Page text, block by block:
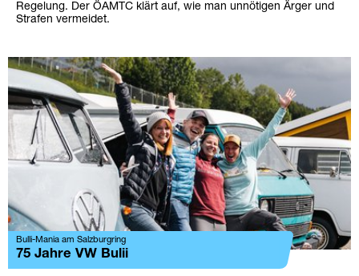
Regelung. Der ÖAMTC klärt auf, wie man unnötigen Ärger und
Strafen vermeidet.
Bulli-Mania am Salzburgring
75 Jahre VW Bulii